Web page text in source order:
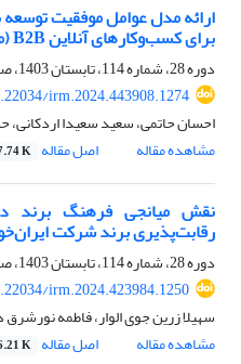
ارائه مدل عوامل موفقیت
برای کسب‌وکارهای آنلاین B2B (مورد مطالعه: صنعت لاستیک)
دوره 28، شماره 114، تابستان 1403، صفحه
irm.2024.443908.1274
احسان حاتمی، سعید سعیدا
مشاهده مقاله
اصل مقاله K
نقش میانجی فرهنگ برند
رقابت‌پذیری برند شرکت
دوره 28، شماره 114، تابستان 1403، صفحه
irm.2024.423984.1250
سهیلا زرین جوی الوار، فاطمه نورشرق
مشاهده مقاله
اصل مقاله K